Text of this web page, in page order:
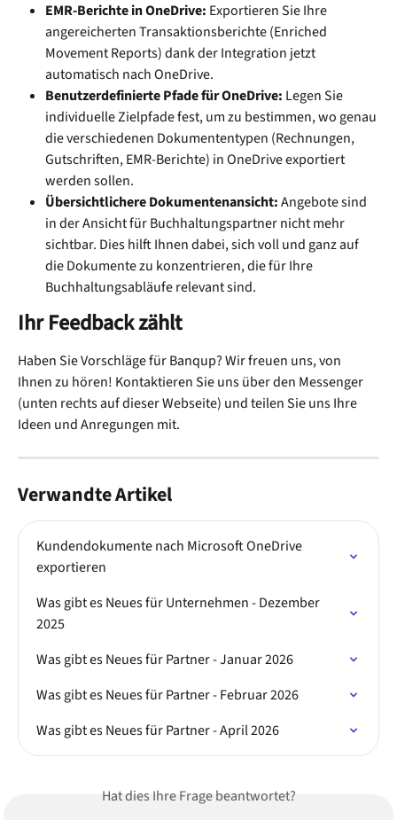
EMR-Berichte in OneDrive: Exportieren Sie Ihre
angereicherten Transaktionsberichte (Enriched
Movement Reports) dank der Integration jetzt
automatisch nach OneDrive.
Benutzerdefinierte Pfade für OneDrive: Legen Sie
individuelle Zielpfade fest, um zu bestimmen, wo genau
die verschiedenen Dokumententypen (Rechnungen,
Gutschriften, EMR-Berichte) in OneDrive exportiert
werden sollen.
Übersichtlichere Dokumentenansicht: Angebote sind
in der Ansicht für Buchhaltungspartner nicht mehr
sichtbar. Dies hilft Ihnen dabei, sich voll und ganz auf
die Dokumente zu konzentrieren, die für Ihre
Buchhaltungsabläufe relevant sind.
Ihr Feedback zählt
Haben Sie Vorschläge für Banqup? Wir freuen uns, von
Ihnen zu hören! Kontaktieren Sie uns über den Messenger
(unten rechts auf dieser Webseite) und teilen Sie uns Ihre
Ideen und Anregungen mit.
Verwandte Artikel
Kundendokumente nach Microsoft OneDrive
exportieren
Was gibt es Neues für Unternehmen - Dezember
2025
Was gibt es Neues für Partner - Januar 2026
Was gibt es Neues für Partner - Februar 2026
Was gibt es Neues für Partner - April 2026
Hat dies Ihre Frage beantwortet?